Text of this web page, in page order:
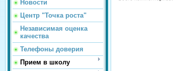
Новости
Центр "Точка роста"
Независимая оценка
качества
Телефоны доверия
Прием в школу